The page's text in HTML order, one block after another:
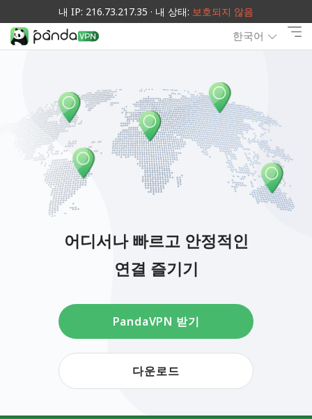
내 IP: 216.73.217.35 · 내 상태: 보호되지 않음
한국어
어디서나 빠르고 안정적인
연결 즐기기
PandaVPN 받기
다운로드